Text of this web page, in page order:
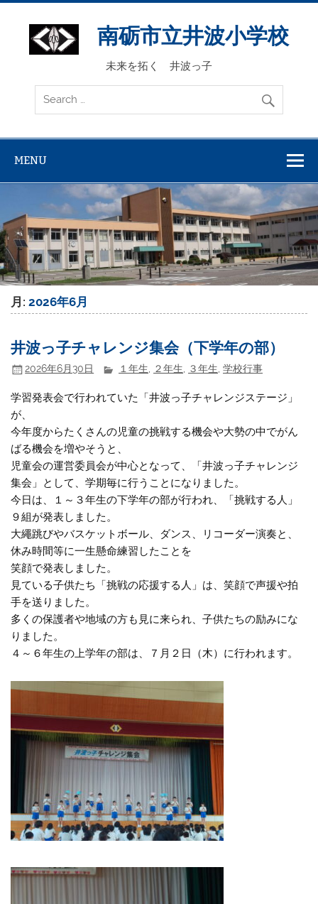
Skip
content
南砺市立井波小学校
未来を拓く 井波っ子
MENU
月:2026年6月
井波っ子チャレンジ集会（下学年の部）
2026年6月30日 １年生 ２年生 ３年生 ,学校行事
学習発表会で行われていた「井波っ子チャレンジステージ」
が、
今年度からたくさんの児童の挑戦する機会や大勢の中でがん
ばる機会を増やそうと、
児童会の運営委員会が中心となって、「井波っ子チャレンジ
集会」として、学期毎に行うことになりました。
今日は、１～３年生の下学年の部が行われ、「挑戦する人」
９組が発表しました。
大繩跳びやバスケットボール、ダンス、リコーダー演奏と、
休み時間等に一生懸命練習したことを
笑顔で発表しました。
見ている子供たち「挑戦の応援する人」は、笑顔で声援や拍
手を送りました。
多くの保護者や地域の方も見に来られ、子供たちの励みにな
りました。
４～６年生の上学年の部は、７月２日（木）に行われます。